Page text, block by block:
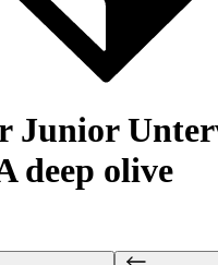
Junior
deep olive